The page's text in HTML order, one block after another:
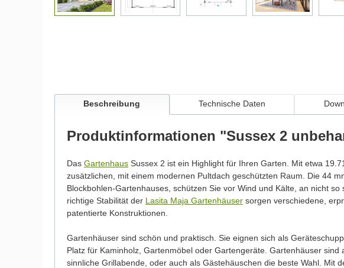
Beschreibung Technische Daten
Produktinformationen "Sussex 2
Das Gartenhaus Sussex 2 ist ein Highlight für Ihren Garten. Mit etwa
zusätzlichen, mit einem modernen Pultdach geschützten Raum. Die 44
Blockbohlen-Gartenhauses, schützen Sie vor Wind und Kälte, an nicht so
richtige Stabilität der Lasita Maja Gartenhäuser sorgen verschiedene,
patentierte Konstruktionen.
Gartenhäuser sind schön und praktisch. Sie eignen sich als
Platz für Kaminholz, Gartenmöbel oder Gartengeräte. Gartenhäuser sind
sinnliche Grillabende, oder auch als Gästehäuschen die beste Wahl. Mit